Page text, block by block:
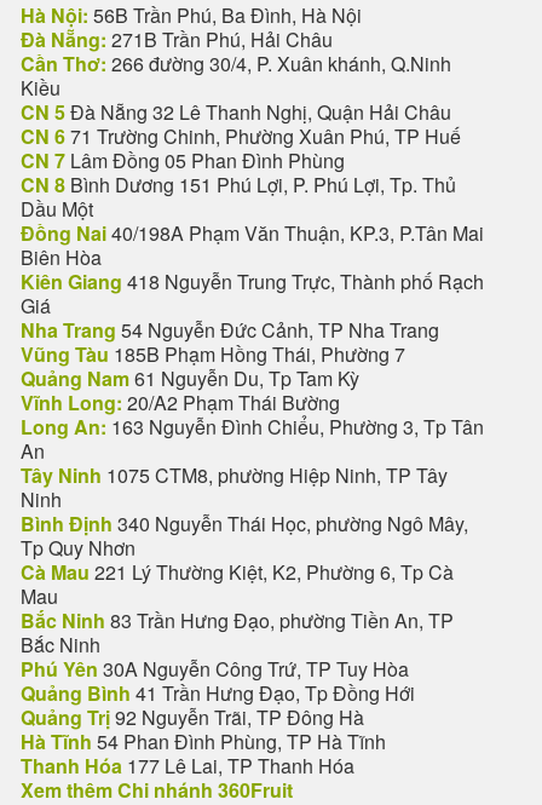
Hà Nội: 56B Trần Phú, Ba Đình, Hà Nội
Đà Nẵng: 271B Trần Phú, Hải Châu
Cần Thơ: 266 đường 30/4, P. Xuân khánh, Q.Ninh
Kiều
CN 5Đà Nẵng 32 Lê Thanh Nghị, Quận Hải Châu
CN 671 Trường Chinh, Phường Xuân Phú, TP Huế
CN 7 Lâm Đồng 05 Phan Đình Phùng
CN 8 Bình Dương 151 Phú Lợi, P. Phú Lợi, Tp. Thủ
Dầu Một
Đồng Nai40/198A Phạm Văn Thuận, KP.3, P.Tân Mai
Biên Hòa
Kiên Giang 418 Nguyễn Trung Trực, Thành phố Rạch
Giá
Nha Trang 54 Nguyễn Đức Cảnh, TP Nha Trang
Vũng Tàu 185B Phạm Hồng Thái, Phường 7
Quảng Nam61 Nguyễn Du, Tp Tam Kỳ
Vĩnh Long: 20/A2 Phạm Thái Bường
Long An: 163 Nguyễn Đình Chiểu, Phường 3, Tp Tân
An
Tây Ninh 1075 CTM8, phường Hiệp Ninh, TP Tây
Ninh
Bình Định 340 Nguyễn Thái Học, phường Ngô Mây,
Tp Quy Nhơn
Cà Mau 221 Lý Thường Kiệt, K2, Phường 6, Tp Cà
Mau
Bắc Ninh 83 Trần Hưng Đạo, phường Tiền An, TP
Bắc Ninh
Phú Yên 30A Nguyễn Công Trứ, TP Tuy Hòa
Quảng Bình 41 Trần Hưng Đạo, Tp Đồng Hới
Quảng Trị92 Nguyễn Trãi, TP Đông Hà
Hà Tĩnh 54 Phan Đình Phùng, TP Hà Tĩnh
Thanh Hóa 177 Lê Lai, TP Thanh Hóa
Xem thêm Chi nhánh 360Fruit